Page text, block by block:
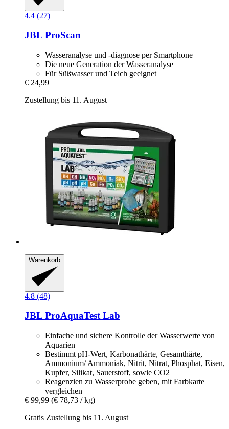
4.4 (27)
JBL ProScan
Wasseranalyse und -diagnose per Smartphone
Die neue Generation der Wasseranalyse
Für Süßwasser und Teich geeignet
€ 24,99
Zustellung bis 11. August
Warenkorb
4.8 (48)
JBL ProAquaTest Lab
Einfache und sichere Kontrolle der Wasserwerte von
Aquarien
Bestimmt pH-Wert, Karbonathärte, Gesamthärte,
Ammonium/ Ammoniak, Nitrit, Nitrat, Phosphat, Eisen,
Kupfer, Silikat, Sauerstoff, sowie CO2
Reagenzien zu Wasserprobe geben, mit Farbkarte
vergleichen
€ 99,99 (€ 78,73 / kg)
Gratis Zustellung bis 11. August